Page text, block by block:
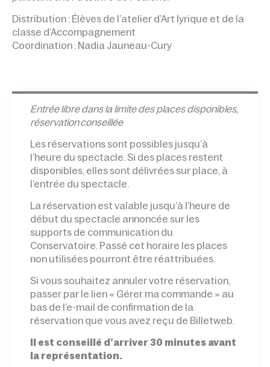
Distribution : Élèves de l’atelier d’Art lyrique et de la
classe d’Accompagnement
Coordination : Nadia Jauneau-Cury
Entrée libre dans la limite des places disponibles,
réservation conseillée
Les réservations sont possibles jusqu’à
l’heure du spectacle. Si des places restent
disponibles, elles sont délivrées sur place, à
l’entrée du spectacle.
La réservation est valable jusqu’à l’heure de
début du spectacle annoncée sur les
supports de communication du
Conservatoire. Passé cet horaire les places
non utilisées pourront être réattribuées.
Si vous souhaitez annuler votre réservation,
passer par le lien « Gérer ma commande » au
bas de l’e-mail de confirmation de la
réservation que vous avez reçu de Billetweb.
Il est conseillé d’arriver 30 minutes avant
la représentation.